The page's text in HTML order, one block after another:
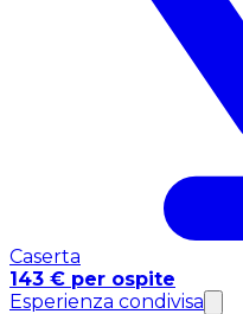
Caserta
143 € per ospite
Esperienza condivisa